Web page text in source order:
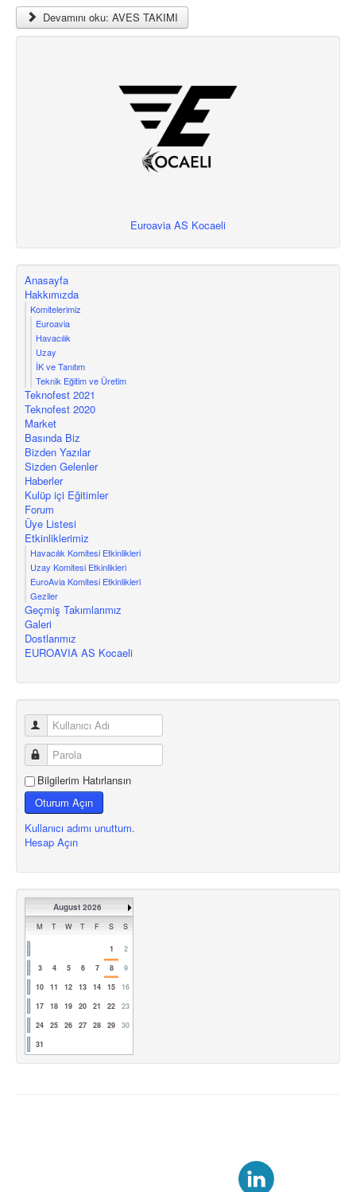
Devamını oku: AVES TAKIMI
Euroavia AS Kocaeli
Anasayfa
Hakkımızda
Komitelerimiz
Euroavia
Havacılık
Uzay
İK ve Tanıtım
Teknik Eğitim ve Üretim
Teknofest 2021
Teknofest 2020
Market
Basında Biz
Bizden Yazılar
Sizden Gelenler
Haberler
Kulüp içi Eğitimler
Forum
Üye Listesi
Etkinliklerimiz
Havacılık Komitesi Etkinlikleri
Uzay Komitesi Etkinlikleri
EuroAvia Komitesi Etkinlikleri
Geziler
Geçmiş Takımlarımız
Galeri
Dostlarımız
EUROAVIA AS Kocaeli
Bilgilerim Hatırlansın
Oturum Açın
Kullanıcı adımı unuttum.
Hesap Açın
August 2026
M T W T F S S
1
2
3
4 5 6 7 8
9
10
11 12 13 14 15
16
17
18 19 20 21 22
23
24
25 26 27 28 29
30
31